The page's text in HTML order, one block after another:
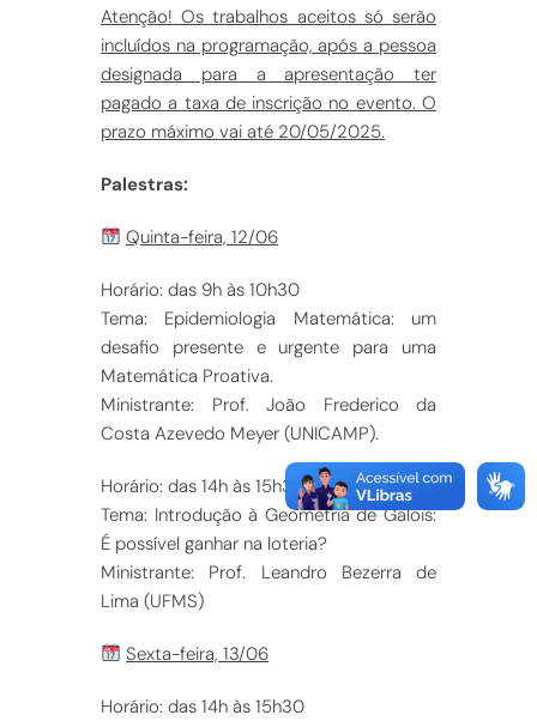
Atenção! Os trabalhos aceitos só serão
incluídos na programação, após a pessoa
designada para a apresentação ter
pagado a taxa de inscrição no evento. O
prazo máximo vai até 20/05/2025.
Palestras:
Quinta-feira, 12/06
Horário: das 9h às 10h30
Tema: Epidemiologia Matemática: um
desafio presente e urgente para uma
Matemática Proativa.
Ministrante: Prof. João Frederico da
Costa Azevedo Meyer (UNICAMP).
Horário: das 14h às 15h30
Tema: Introdução à Geometria de Galois:
É possível ganhar na loteria?
Ministrante: Prof. Leandro Bezerra de
Lima (UFMS)
Sexta-feira, 13/06
Horário: das 14h às 15h30